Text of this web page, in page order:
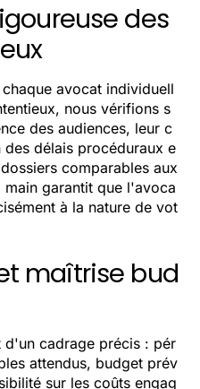
des
avocat individuell
nous vérifions s
des audiences, leur c
délais procéduraux e
comparables aux
garantit que l'avoca
à la nature de vot
maîtrise bud
cadrage précis : pér
attendus, budget prév
sur les coûts engag